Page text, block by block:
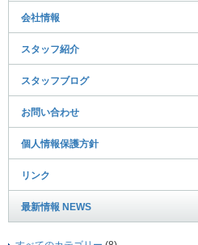
会社情報
スタッフ紹介
スタッフブログ
お問い合わせ
個人情報保護方針
リンク
最新情報 NEWS